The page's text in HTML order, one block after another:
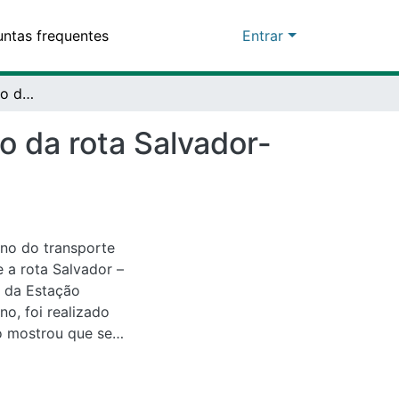
Entrar
Transporte alternativo de passageiros: um estudo da rota Salvador-Feira de Santana
rota Salvador-Feira
transporte
Salvador – Feira
de
de um campo